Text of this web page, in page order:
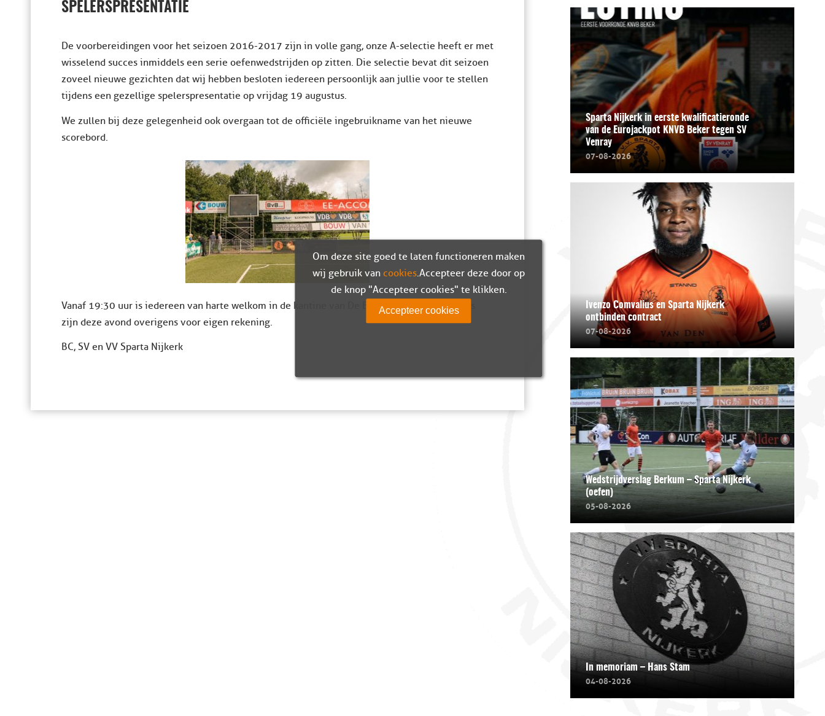
SPELERSPRESENTATIE
De voorbereidingen voor het seizoen 2016-2017 zijn in volle gang, onze A-selectie heeft er met
wisselend succes inmiddels een serie oefenwedstrijden op zitten. Die selectie bevat dit seizoen
zoveel nieuwe gezichten dat wij hebben besloten iedereen persoonlijk aan jullie voor te stellen
tijdens een gezellige spelerspresentatie op vrijdag 19 augustus.
We zullen bij deze gelegenheid ook overgaan tot de officiële ingebruikname van het nieuwe
scorebord.
Vanaf 19:30 uur is iedereen van harte welkom in de kantine van De Ebbenhorst. Consumpties
zijn deze avond overigens voor eigen rekening.
BC, SV en VV Sparta Nijkerk
Sparta Nijkerk in eerste kwalificatieronde
van de Eurojackpot KNVB Beker tegen SV
Venray
07-08-2026
Ivenzo Comvalius en Sparta Nijkerk
ontbinden contract
07-08-2026
Wedstrijdverslag Berkum – Sparta Nijkerk
(oefen)
05-08-2026
In memoriam – Hans Stam
04-08-2026
Om deze site goed te laten functioneren maken
wij gebruik van cookies. Accepteer deze door op
de knop "Accepteer cookies" te klikken.
Accepteer cookies